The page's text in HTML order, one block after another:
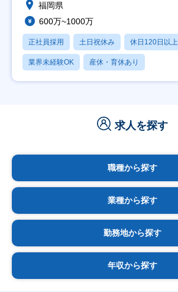
福岡県
600万~1000万
正社員採用 土日祝休み 休日120日以上
業界未経験OK 産休・育休あり
求人を探す
職種から探す
業種から探す
勤務地から探す
年収から探す